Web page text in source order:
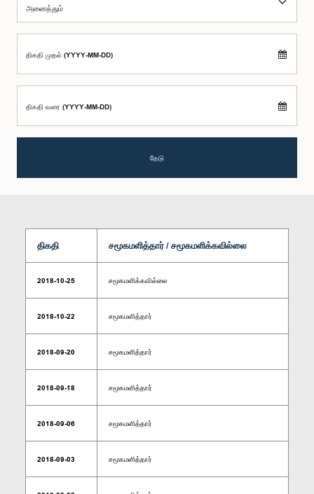
திகதி முதல் (YYYY-MM-DD)
திகதி வரை (YYYY-MM-DD)
தேடு
திகதி சமூகமளித்தார் / சமூகமளிக்கவில்லை
2018-10-25 சமூகமளிக்கவில்லை
2018-10-22 சமூகமளித்தார்
2018-09-20 சமூகமளித்தார்
2018-09-18 சமூகமளித்தார்
2018-09-06 சமூகமளித்தார்
2018-09-03 சமூகமளித்தார்